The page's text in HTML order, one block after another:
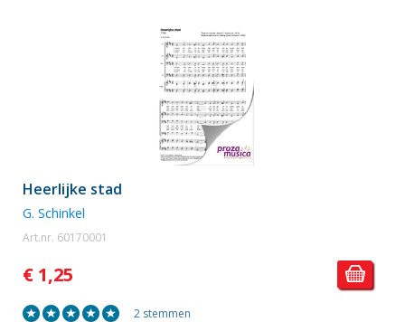
Heerlijke stad
G. Schinkel
Art.nr. 60170001
€ 1,25
2 stemmen